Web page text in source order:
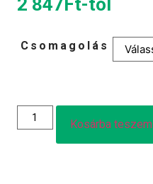
2 847Ft-tól
Csomagolás
Kosárba teszem